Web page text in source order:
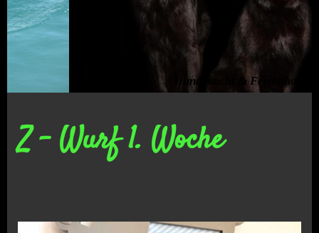
Hundezucht & Ferienhaus
Z - Wurf 1. Woche